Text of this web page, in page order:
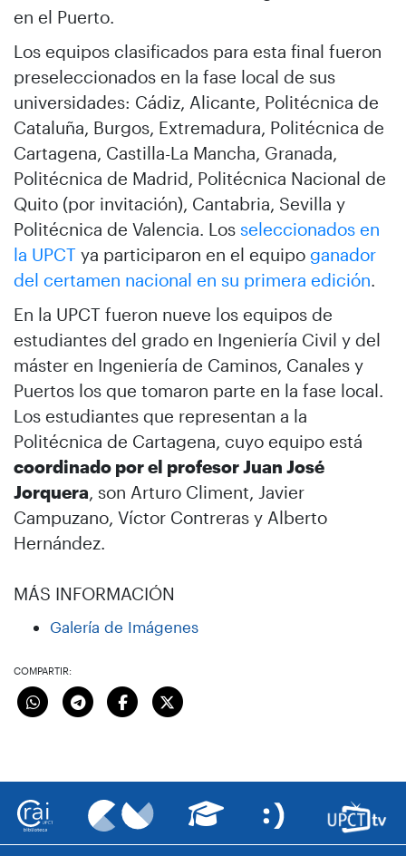
en el Puerto.
Los equipos clasificados para esta final fueron
preseleccionados en la fase local de sus
universidades: Cádiz, Alicante, Politécnica de
Cataluña, Burgos, Extremadura, Politécnica de
Cartagena, Castilla-La Mancha, Granada,
Politécnica de Madrid, Politécnica Nacional de
Quito (por invitación), Cantabria, Sevilla y
Politécnica de Valencia. Los seleccionados en
la UPCT ya participaron en el equipo ganador
del certamen nacional en su primera edición.
En la UPCT fueron nueve los equipos de
estudiantes del grado en Ingeniería Civil y del
máster en Ingeniería de Caminos, Canales y
Puertos los que tomaron parte en la fase local.
Los estudiantes que representan a la
Politécnica de Cartagena, cuyo equipo está
coordinado por el profesor Juan José
Jorquera, son Arturo Climent, Javier
Campuzano, Víctor Contreras y Alberto
Hernández.
MÁS INFORMACIÓN
Galería de Imágenes
COMPARTIR: